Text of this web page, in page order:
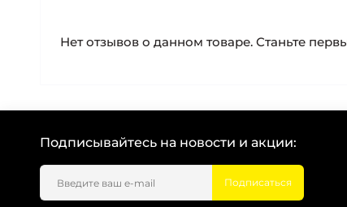
Нет отзывов о данном товаре. Станьте
Подписывайтесь на новости и акции:
Подписаться